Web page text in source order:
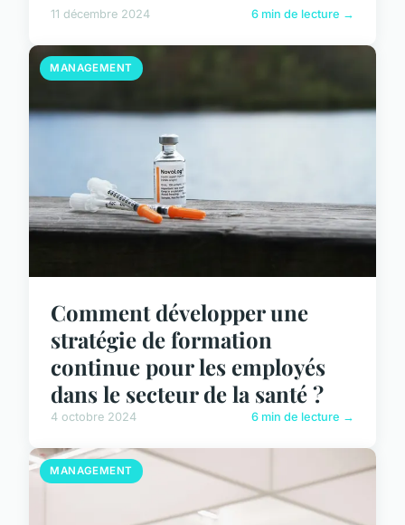
11 décembre 2024 6 min de lecture →
MANAGEMENT
Comment développer une
stratégie de formation
continue pour les employés
dans le secteur de la santé ?
4 octobre 2024 6 min de lecture →
MANAGEMENT